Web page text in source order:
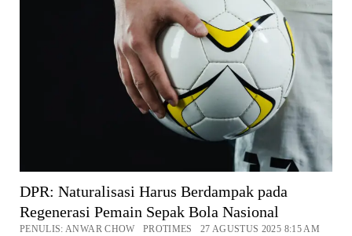
DPR: Naturalisasi Harus Berdampak pada
Regenerasi Pemain Sepak Bola Nasional
PENULIS: ANWAR CHOW PROTIMES 27 AGUSTUS 2025 8:15 AM